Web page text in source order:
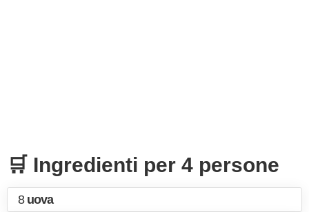
🛒 Ingredienti per 4 persone
8 uova